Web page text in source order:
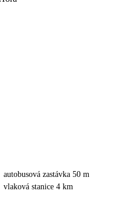
autobusová zastávka 50 m
vlaková stanice 4 km